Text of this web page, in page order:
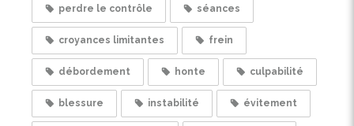
perdre le contrôle séances
croyances limitantes frein
débordement honte culpabilité
blessure instabilité évitement